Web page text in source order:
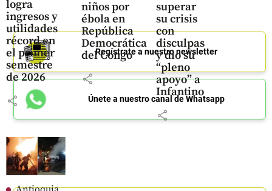
logra
ingresos y
utilidades
récord en
el primer
semestre
de 2026
share
niños por
ébola en
República
Democrática
del Congo
share
superar
su crisis
con
disculpas
y dio su
“pleno
apoyo” a
Infantino
share
Regístrate a nuestro newsletter
Únete a nuestro canal de Whatsapp